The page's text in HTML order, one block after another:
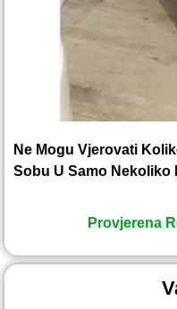
Ne Mogu Vjerovati
Sobu U Samo Nekoliko
Provjerena